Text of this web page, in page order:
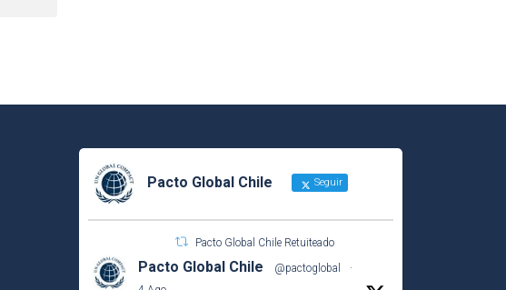
Pacto Global Chile Seguir
Pacto Global Chile Retuiteado
Pacto Global Chile @pactoglobal
·